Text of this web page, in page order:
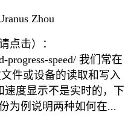
Zhou
点击）：
progress-speed/ 我们常在
件或设备的读取和写入
速度显示不是实时的，下
为例说明两种如何在...